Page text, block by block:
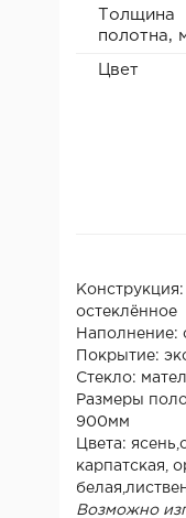
Толщина
полотна,
Цвет
остеклённое
Наполнение:
Покрытие:
Стекло:
Размеры
900мм
Цвета:
карпатская,
Возможно